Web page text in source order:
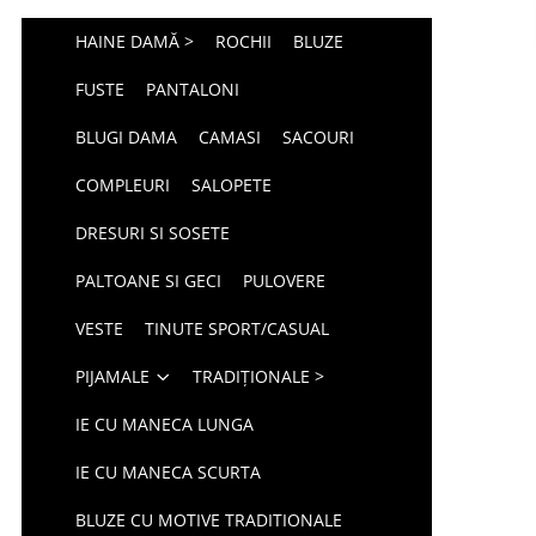
HAINE DAMĂ > ROCHII BLUZE
FUSTE PANTALONI
BLUGI DAMA CAMASI SACOURI
COMPLEURI SALOPETE
DRESURI SI SOSETE
PALTOANE SI GECI PULOVERE
VESTE TINUTE SPORT/CASUAL
PIJAMALE TRADIȚIONALE >
IE CU MANECA LUNGA
IE CU MANECA SCURTA
BLUZE CU MOTIVE TRADITIONALE